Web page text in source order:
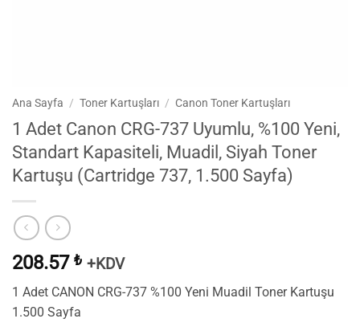
Ana Sayfa / Toner Kartuşları / Canon Toner Kartuşları
1 Adet Canon CRG-737 Uyumlu, %100 Yeni,
Standart Kapasiteli, Muadil, Siyah Toner
Kartuşu (Cartridge 737, 1.500 Sayfa)
208.57 ₺ +KDV
1 Adet CANON CRG-737 %100 Yeni Muadil Toner Kartuşu
1.500 Sayfa